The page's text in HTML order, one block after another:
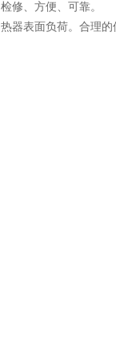
修、方便、可靠。
器表面负荷。合理